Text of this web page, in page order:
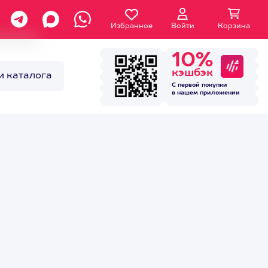
Избранное Войти Корзина
каталога
10%
кэшбэк
С первой покупки
в нашем приложении